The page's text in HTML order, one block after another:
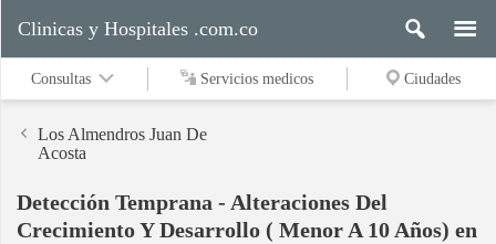
Servicios
medicos
Clinicas y Hospitales .com.co
Consultas Servicios medicos Ciudades
Los Almendros Juan De
Acosta
Detección Temprana - Alteraciones Del
Crecimiento Y Desarrollo ( Menor A 10 Años) en